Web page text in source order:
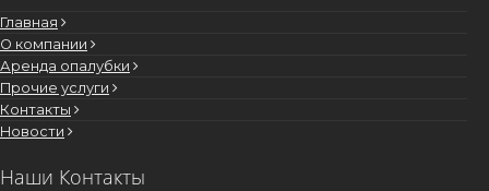
Главная
О компании
Аренда опалубки
Прочие услуги
Контакты
Новости
Наши Контакты